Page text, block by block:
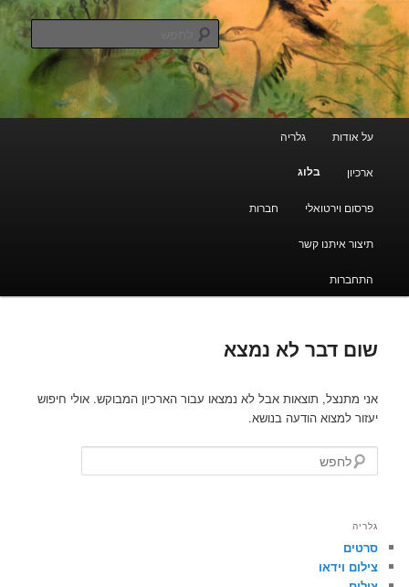
עבור
לתוכן
הראשי
מעבר
לתוכן
משני
ארכיון מרוקאי יהודי
גלריה קוד פתוח
לחפש
על אודות גלריה
ארכיון בלוג
פרסום וירטואלי חברות
תיצור איתנו קשר
התחברות
שום דבר לא נמצא
אני מתנצל, תוצאות אבל לא נמצאו עבור הארכיון המבוקש. אולי חיפוש
יעזור למצוא הודעה בנושא.
לחפש
גלריה
סרטים
צילום וידאו